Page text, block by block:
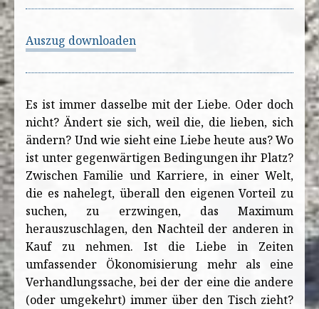
Auszug downloaden
Es ist immer dasselbe mit der Liebe. Oder doch
nicht? Ändert sie sich, weil die, die lieben, sich
ändern? Und wie sieht eine Liebe heute aus? Wo
ist unter gegenwärtigen Bedingungen ihr Platz?
Zwischen Familie und Karriere, in einer Welt,
die es nahelegt, überall den eigenen Vorteil zu
suchen, zu erzwingen, das Maximum
herauszuschlagen, den Nachteil der anderen in
Kauf zu nehmen. Ist die Liebe in Zeiten
umfassender Ökonomisierung mehr als eine
Verhandlungssache, bei der der eine die andere
(oder umgekehrt) immer über den Tisch zieht?